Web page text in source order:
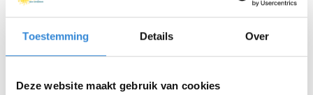
Toestemming Details Over
Deze website maakt gebruik van cookies
Deelnemers